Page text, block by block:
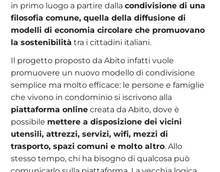
in primo luogo a partire dallacondivisione di una
filosofia comune, quella della diffusione di
modelli di economia circolare che promuovano
la sostenibilità tra i cittadini italiani.
Il progetto proposto da Abito infatti vuole
promuovere un nuovo modello di condivisione
semplice ma molto efficace: le persone e famiglie
che vivono in condominio si iscrivono alla
piattaforma online creata da Abito, dove è
possibile mettere a disposizione dei vicini
utensili, attrezzi, servizi, wifi, mezzi di
trasporto, spazi comuni e molto altro. Allo
stesso tempo, chi ha bisogno di qualcosa può